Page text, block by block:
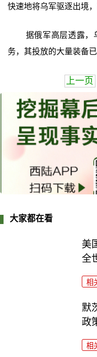
快速地将乌军驱逐出境
据俄军高层透露，
务，其投放的大量装备已
上一页
大家都在看
美
全
相
默
政
相